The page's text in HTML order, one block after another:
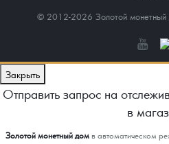
© 2012-2026 Золотой
Закрыть
Отправить запрос на
в
Золотой монетный домв автоматическом